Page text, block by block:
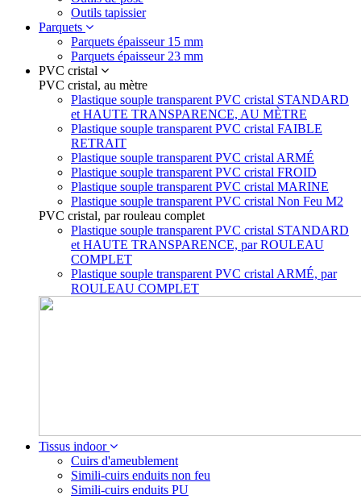
Outils tapissier
Parquets
Parquets épaisseur 15 mm
Parquets épaisseur 23 mm
PVC cristal
PVC cristal, au mètre
Plastique souple transparent PVC cristal STANDARD
et HAUTE TRANSPARENCE, AU MÈTRE
Plastique souple transparent PVC cristal FAIBLE
RETRAIT
Plastique souple transparent PVC cristal ARMÉ
Plastique souple transparent PVC cristal FROID
Plastique souple transparent PVC cristal MARINE
Plastique souple transparent PVC cristal Non Feu M2
PVC cristal, par rouleau complet
Plastique souple transparent PVC cristal STANDARD
et HAUTE TRANSPARENCE, par ROULEAU
COMPLET
Plastique souple transparent PVC cristal ARMÉ, par
ROULEAU COMPLET
Tissus indoor
Cuirs d'ameublement
Simili-cuirs enduits non feu
Simili-cuirs enduits PU